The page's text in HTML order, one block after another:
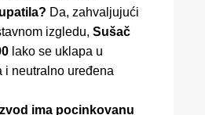
Da, zahvaljujući
izgledu, Sušač
lako se uklapa u
i neutralno uređena
ima pocinkovanu